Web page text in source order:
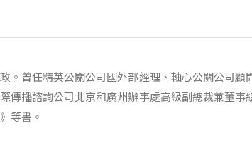
。曾任精英公關公司國外部經理、軸心公關公司顧
傳播諮詢公司北京和廣州辦事處高級副總裁兼董事
等書。